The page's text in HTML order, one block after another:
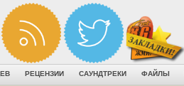
РЕЦЕНЗИИ САУНДТРЕКИ ФАЙЛЫ